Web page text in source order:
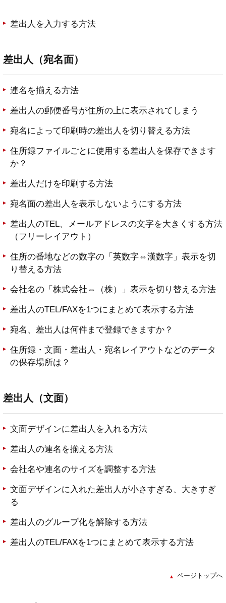
差出人を入力する方法
差出人（宛名面）
連名を揃える方法
差出人の郵便番号が住所の上に表示されてしまう
宛名によって印刷時の差出人を切り替える方法
住所録ファイルごとに使用する差出人を保存できます
か？
差出人だけを印刷する方法
宛名面の差出人を表示しないようにする方法
差出人のTEL、メールアドレスの文字を大きくする方法
（フリーレイアウト）
住所の番地などの数字の「英数字⇔漢数字」表示を切
り替える方法
会社名の「株式会社⇔（株）」表示を切り替える方法
差出人のTEL/FAXを1つにまとめて表示する方法
宛名、差出人は何件まで登録できますか？
住所録・文面・差出人・宛名レイアウトなどのデータ
の保存場所は？
差出人（文面）
文面デザインに差出人を入れる方法
差出人の連名を揃える方法
会社名や連名のサイズを調整する方法
文面デザインに入れた差出人が小さすぎる、大きすぎ
る
差出人のグループ化を解除する方法
差出人のTEL/FAXを1つにまとめて表示する方法
ページトップへ